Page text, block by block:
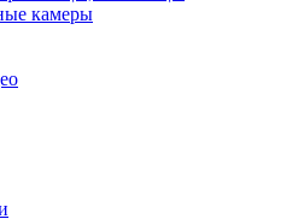
камеры